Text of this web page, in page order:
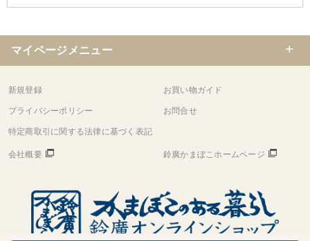
マイページメニュー
新規登録 お買い物ガイド
プライバシーポリシー お問合せ
特定商取引に関する法律に基づく表記
会社概要 鈴廣かまぼこホームページ